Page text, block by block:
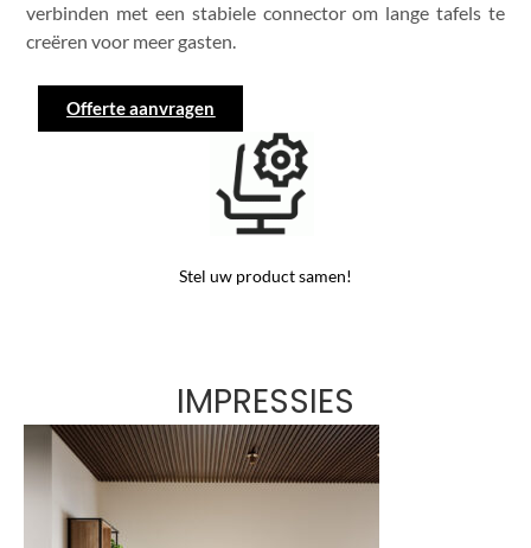
verbinden met een stabiele connector om lange tafels te
creëren voor meer gasten.
Offerte aanvragen
Stel uw product samen!
IMPRESSIES